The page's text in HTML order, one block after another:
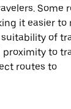
Some
it easier to
of
to
routes to